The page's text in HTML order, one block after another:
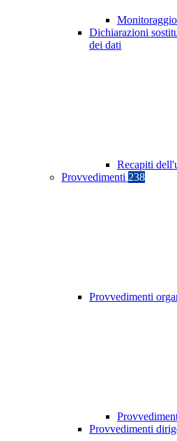
Dichiarazioni
dei dati
Recapiti
Provvedimenti 238
Provvedimenti
Provvedimenti